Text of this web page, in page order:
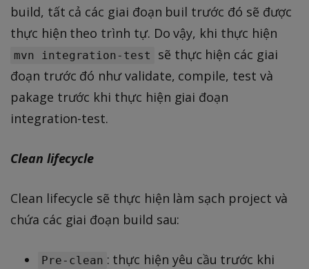
build, tất cả các giai đoạn buil trước đó sẽ được
thực hiện theo trình tự. Do vậy, khi thực hiện
mvn integration-test
sẽ thực hiện các giai
đoạn trước đó như validate, compile, test và
pakage trước khi thực hiện giai đoạn
integration-test.
Clean lifecycle
Clean lifecycle sẽ thực hiện làm sạch project và
chứa các giai đoạn build sau:
Pre-clean : thực hiện yêu cầu trước khi